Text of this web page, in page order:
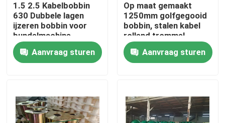
Producten
1.5 2.5 Kabelbobbin
630 Dubbele lagen
ijzeren bobbin voor
bundelmachine
Aanvraag sturen
Op maat gemaakt
1250mm golfgegooid
bobbin, stalen kabel
rollend trommel
Aanvraag sturen